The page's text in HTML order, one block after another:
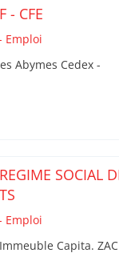
- CFE
Emploi
Abymes Cedex -
SOCIAL
Emploi
Capita.